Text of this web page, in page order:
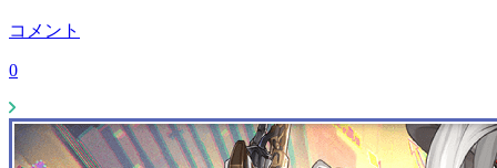
コメント
0